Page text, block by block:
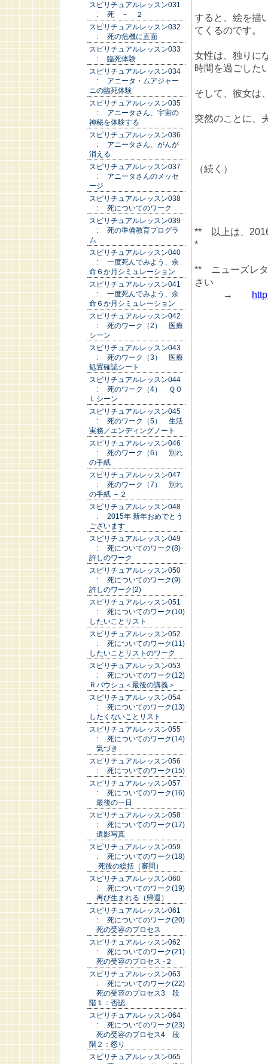
すると、絵を描
てくるのです。
女性は、独りに
時間を過ごした
そして、彼女は
突然のことに、
（続く）
** 以上は、
*
** ニューズレタ
さい
→
スピリチュアルレッスン031
: 死 － ２
スピリチュアルレッスン032
: 死の危機に直面
スピリチュアルレッスン033
: 臨死体験
スピリチュアルレッスン034
: アニータ・ムアジャー
ニの臨死体験
スピリチュアルレッスン035
: アニータさん、宇宙の
神秘を体験する
スピリチュアルレッスン036
: アニータさん、がんが
消える
スピリチュアルレッスン037
: アニータさんのメッセ
ージ
スピリチュアルレッスン038
: 死についてのワーク
スピリチュアルレッスン039
: 死の準備教育プログラ
ム
スピリチュアルレッスン040
: 一度死んでみよう、余
命６か月シミュレーション
スピリチュアルレッスン041
: 一度死んでみよう、余
命６か月シミュレーション
スピリチュアルレッスン042
: 死のワーク（2） 医療
シーン
スピリチュアルレッスン043
: 死のワーク（3） 医療
処置確認シート
スピリチュアルレッスン044
: 死のワーク（4） ＱＯ
Ｌシーン
スピリチュアルレッスン045
: 死のワーク（5） 生活
実務／エンディングノート
スピリチュアルレッスン046
: 死のワーク（6） 別れ
の手紙
スピリチュアルレッスン047
: 死のワーク（7） 別れ
の手紙 －２
スピリチュアルレッスン048
: 2015年 新年おめでとう
ございます
スピリチュアルレッスン049
: 死についてのワーク(8)
許しのワーク
スピリチュアルレッスン050
: 死についてのワーク(9)
許しのワーク(2)
スピリチュアルレッスン051
: 死についてのワーク(10)
したいことリスト
スピリチュアルレッスン052
: 死についてのワーク(11)
したいことリストのワーク
スピリチュアルレッスン053
: 死についてのワーク(12)
Ｒパウシュ＜最後の講義＞
スピリチュアルレッスン054
: 死についてのワーク(13)
したくないことリスト
スピリチュアルレッスン055
: 死についてのワーク(14)
気づき
スピリチュアルレッスン056
: 死についてのワーク(15)
スピリチュアルレッスン057
: 死についてのワーク(16)
最後の一日
スピリチュアルレッスン058
: 死についてのワーク(17)
遺影写真
スピリチュアルレッスン059
: 死についてのワーク(18)
死後の総括（審問）
スピリチュアルレッスン060
: 死についてのワーク(19)
再び生まれる（帰還）
スピリチュアルレッスン061
: 死についてのワーク(20)
死の受容のプロセス
スピリチュアルレッスン062
: 死についてのワーク(21)
死の受容のプロセス -２
スピリチュアルレッスン063
: 死についてのワーク(22)
死の受容のプロセス3 段
階１：否認
スピリチュアルレッスン064
: 死についてのワーク(23)
死の受容のプロセス4 段
階２：怒り
スピリチュアルレッスン065